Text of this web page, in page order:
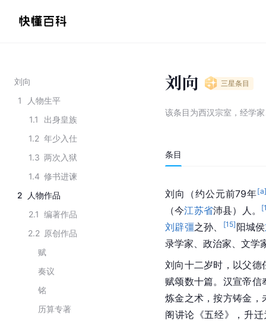
刘向
1
人物生平
1.1
出身皇族
1.2 年少入仕
1.3 两次入狱
1.4 修书进谏
2
人物作品
2.1 编著作品
2.2 原创作品
赋
奏议
铭
历算专著
刘向 三星条目
该条目为西汉宗室，经学
条目
刘向（约公元前79年[a]
（今江苏省沛县）人。 [
刘辟彊之孙、 [15] 阳城侯
录学家、政治家、文学
刘向十二岁时，以父德
赋颂数十篇。汉宣帝
炼金之术，按方铸金
阁讲论《五经》，升